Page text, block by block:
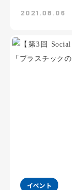
2021.08.06
イベント